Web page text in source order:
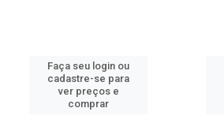
Faça seu login ou
cadastre-se para
ver preços e
comprar